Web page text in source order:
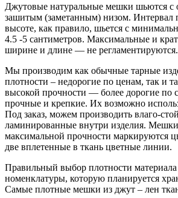
Джутовые натуральные мешки шьются с
зашитым (заметанным) низом.
высоте, как правило, шьется с
4.5 -5 сантиметров. Максимальные и
ширине и длине — не регламентируются.
Мы производим как обычные тарные
плотности – недорогие по ценам, так и
высокой прочности — более дорогие по
прочные и крепкие. Их возможно
Под заказ, можем производить влаго-
ламинированные внутри изделия.
максимальной прочности маркируются
две вплетенные в ткань цветные линии.
Правильный выбор плотности материала
номенклатуры, которую планируется
Самые плотные мешки из джут – лен